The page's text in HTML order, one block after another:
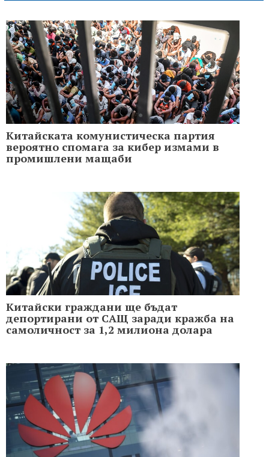
Китайската комунистическа партия
вероятно спомага за кибер измами в
промишлени мащаби
Китайски граждани ще бъдат
депортирани от САЩ заради кражба на
самоличност за 1,2 милиона долара